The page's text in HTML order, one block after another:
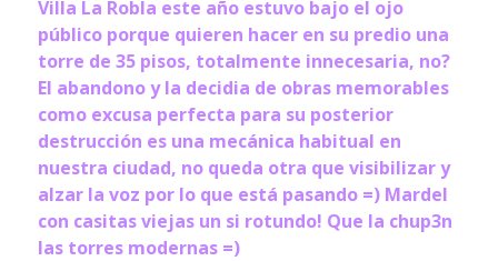
Villa La Robla este año estuvo bajo el ojo
público porque quieren hacer en su predio una
torre de 35 pisos, totalmente innecesaria, no?
El abandono y la decidia de obras memorables
como excusa perfecta para su posterior
destrucción es una mecánica habitual en
nuestra ciudad, no queda otra que visibilizar y
alzar la voz por lo que está pasando =) Mardel
con casitas viejas un si rotundo! Que la chup3n
las torres modernas =)